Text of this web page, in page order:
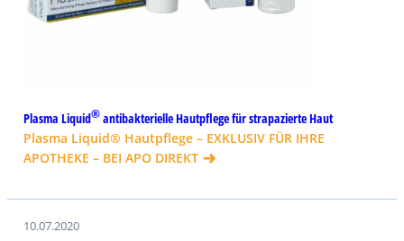
Plasma Liquid®antibakterielle Hautpflege für strapazierte Haut
Plasma Liquid® Hautpflege – EXKLUSIV FÜR IHRE
APOTHEKE – BEI APO DIREKT
10.07.2020